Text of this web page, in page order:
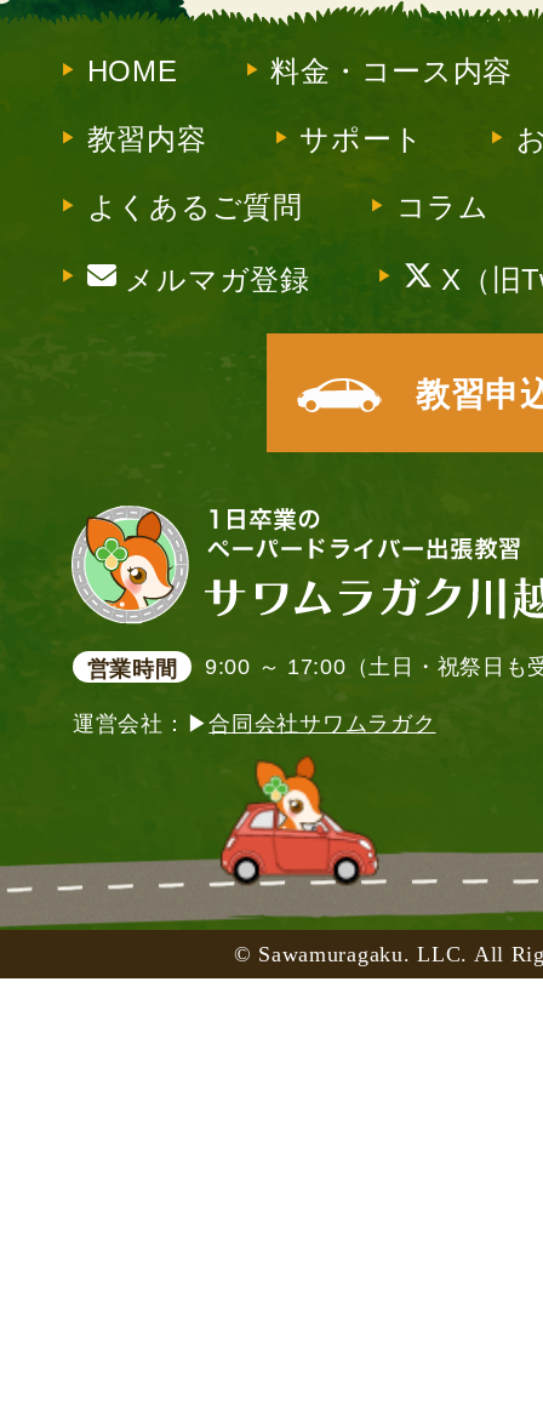
HOME 料金・コース内容
教習内容 サポート
よくあるご質問 コラム
メルマガ登録 X（旧
教習申
営業時間 9:00 ～ 17:00（土日・祝祭日も
運営会社：▶合同会社サワムラガク
© Sawamuragaku. LLC. All